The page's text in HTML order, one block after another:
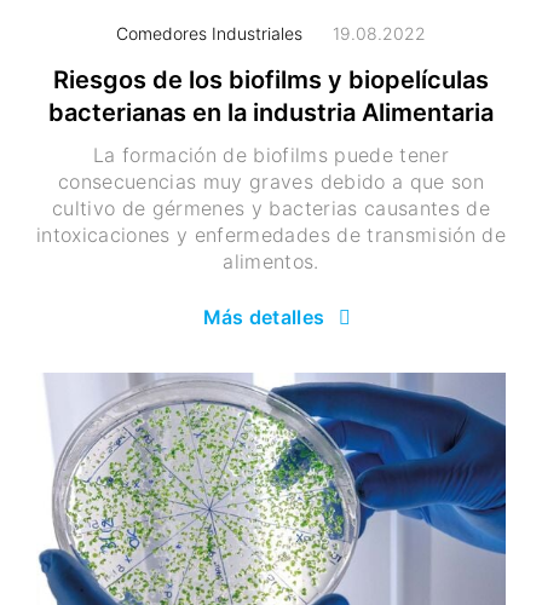
Comedores Industriales 19.08.2022
Riesgos de los biofilms y biopelículas
bacterianas en la industria Alimentaria
La formación de biofilms puede tener
consecuencias muy graves debido a que son
cultivo de gérmenes y bacterias causantes de
intoxicaciones y enfermedades de transmisión de
alimentos.
Más detalles